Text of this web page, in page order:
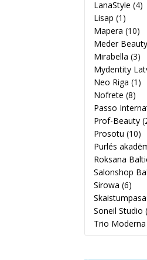
LanaStyle (4)
Lisap (1)
Mapera (10)
Meder
Mirabella (3)
Mydentity
Neo Riga (1)
Nofrete (8)
Passo
Prof-Beauty
Prosotu (10)
Purlés
Roksana
Salonshop
Sirowa (6)
Soneil Studio
Trio Moderna